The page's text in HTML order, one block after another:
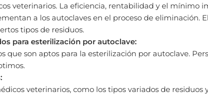
veterinarios. La eficiencia, rentabilidad y el mínimo
a los autoclaves en el proceso de eliminación.
tipos de residuos.
para esterilización por autoclave:
que son aptos para la esterilización por autoclave.
veterinarios, como los tipos variados de residuos